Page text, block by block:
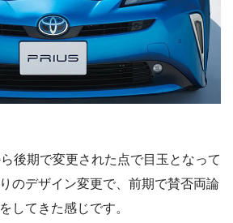
後期で変更された点で目玉となって
のデザイン変更で、前期で賛否両論
してきた感じです。